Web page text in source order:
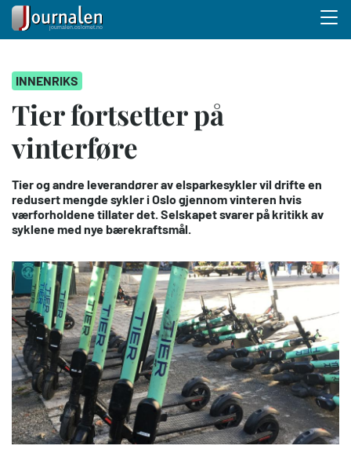
hovedinnhold
INNENRIKS
Tier fortsetter på
vinterføre
Tier og andre leverandører av elsparkesykler vil drifte en
redusert mengde sykler i Oslo gjennom vinteren hvis
værforholdene tillater det. Selskapet svarer på kritikk av
syklene med nye bærekraftsmål.